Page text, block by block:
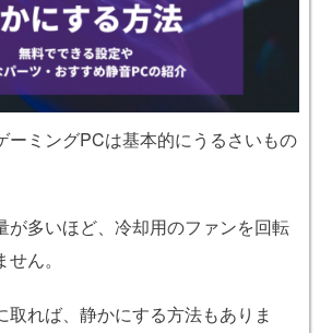
ーミングPCは基本的にうるさいもの
が多いほど、冷却用のファンを回転
ん。
取れば、静かにする方法もありま